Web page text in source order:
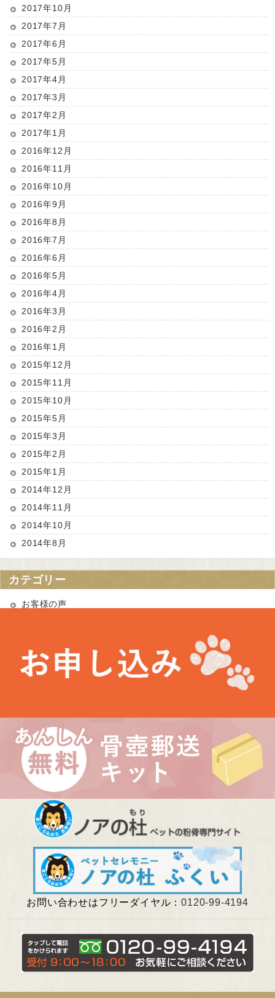
2017年10月
2017年7月
2017年6月
2017年5月
2017年4月
2017年3月
2017年2月
2017年1月
2016年12月
2016年11月
2016年10月
2016年9月
2016年8月
2016年7月
2016年6月
2016年5月
2016年4月
2016年3月
2016年2月
2016年1月
2015年12月
2015年11月
2015年10月
2015年5月
2015年3月
2015年2月
2015年1月
2014年12月
2014年11月
2014年10月
2014年8月
カテゴリー
お客様の声
最近の投稿
埼玉県 Kさま（あかりちゃん・きなりちゃん）
千葉県 Uさま（エルフちゃん・ソルシエールちゃん）
愛知県 Kさま（Litoちゃん）
東京都 Aさま（ミンスちゃん）
お問い合わせはフリーダイヤル：0120-99-4194